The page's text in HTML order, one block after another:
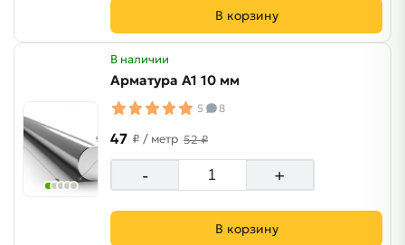
В корзину
В наличии
Арматура А1 10 мм
5 8
47 ₽ / метр 52 ₽
- +
В корзину